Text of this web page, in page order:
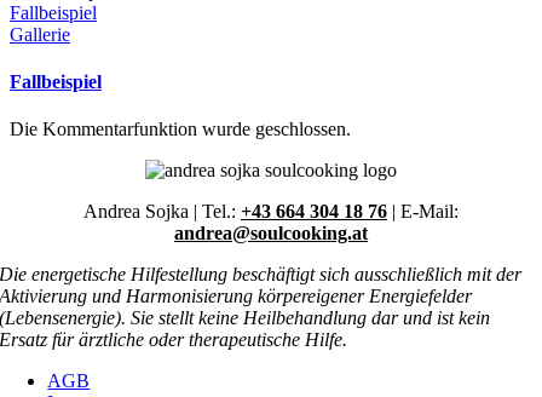
Fallbeispiel
Gallerie
Fallbeispiel
Die Kommentarfunktion wurde geschlossen.
Andrea Sojka | Tel.: +43 664 304 18 76 | E-Mail:
andrea@soulcooking.at
Die energetische Hilfestellung beschäftigt sich ausschließlich mit der
Aktivierung und Harmonisierung körpereigener Energiefelder
(Lebensenergie). Sie stellt keine Heilbehandlung dar und ist kein
Ersatz für ärztliche oder therapeutische Hilfe.
AGB